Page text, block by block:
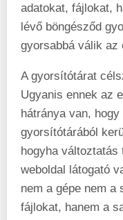
adatokat, fájlokat,
lévő böngésződ
gyorsabbá válik az
A gyorsítótárat
Ugyanis ennek az
hátránya van,
gyorsítótárából
hogyha
weboldal látogató
nem a gépe nem
fájlokat, hanem a